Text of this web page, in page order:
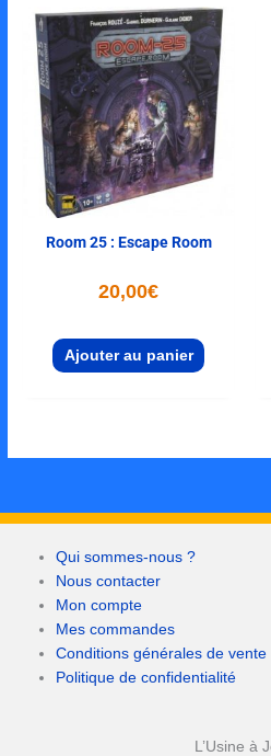
Room 25 : Escape Room
20,00€
Ajouter au panier
Qui sommes-nous ?
Nous contacter
Mon compte
Mes commandes
Conditions générales de vente
Politique de confidentialité
L’Usine à